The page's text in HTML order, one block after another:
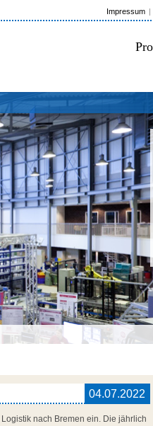
Impressum
04.07.2022
nach Bremen ein. Die jährlich